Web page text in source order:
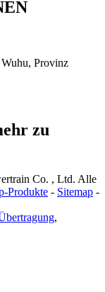
Provinz
zu
Co. , Ltd. Alle
Produkte - Sitemap -
,